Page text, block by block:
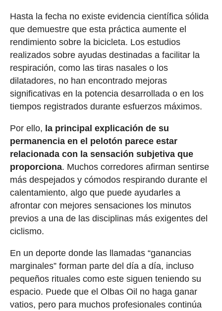
Hasta la fecha no existe evidencia científica sólida
que demuestre que esta práctica aumente el
rendimiento sobre la bicicleta. Los estudios
realizados sobre ayudas destinadas a facilitar la
respiración, como las tiras nasales o los
dilatadores, no han encontrado mejoras
significativas en la potencia desarrollada o en los
tiempos registrados durante esfuerzos máximos.
Por ello, la principal explicación de su
permanencia en el pelotón parece estar
relacionada con la sensación subjetiva que
proporciona. Muchos corredores afirman sentirse
más despejados y cómodos respirando durante el
calentamiento, algo que puede ayudarles a
afrontar con mejores sensaciones los minutos
previos a una de las disciplinas más exigentes del
ciclismo.
En un deporte donde las llamadas “ganancias
marginales” forman parte del día a día, incluso
pequeños rituales como este siguen teniendo su
espacio. Puede que el Olbas Oil no haga ganar
vatios, pero para muchos profesionales continúa